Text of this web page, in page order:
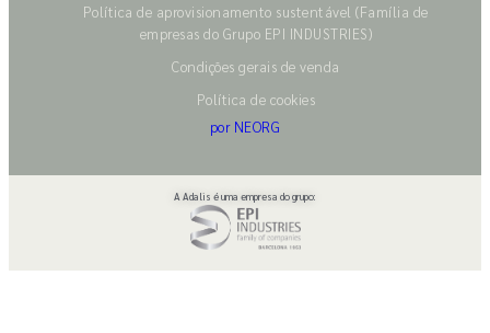
Política de aprovisionamento sustentável (Família de
empresas do Grupo EPI INDUSTRIES)
Condições gerais de venda
Política de cookies
por NEORG
A Adalis é uma empresa do grupo: